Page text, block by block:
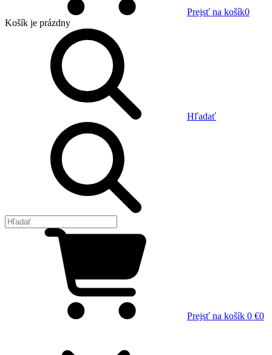
Prejsť na košík0
Košík je prázdny
Hľadať
Prejsť na košík 0 €0